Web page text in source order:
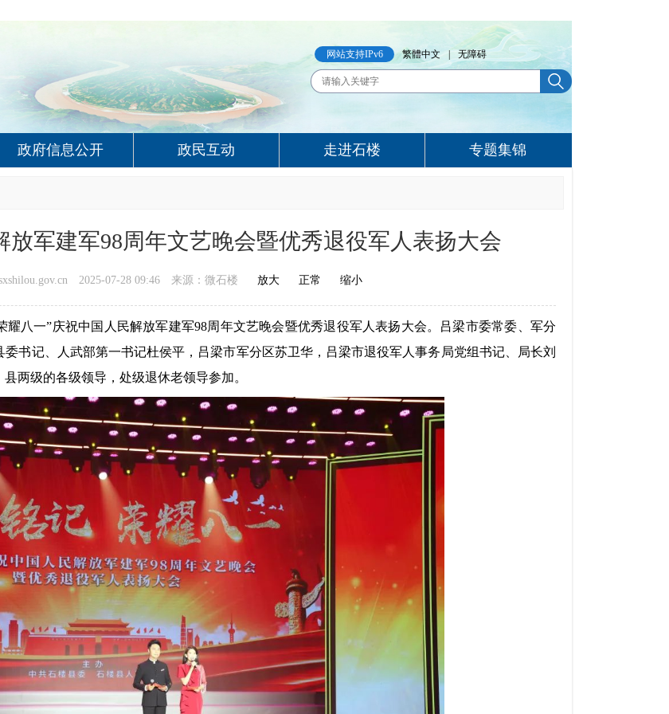
网站支持IPv6 繁體中文 无障碍
政府信息公开 政民互动 走进石楼 专题集锦
军建军98周年文艺晚会暨优秀退役军人表扬大会
2025-07-28 09:46 来源：微石楼 放大 正常 缩小
八一”庆祝中国人民解放军建军98周年文艺晚会暨优秀退役军人表扬大会。吕梁市委常委、军分
书记、人武部第一书记杜侯平，吕梁市军分区苏卫华，吕梁市退役军人事务局党组书记、局长刘
两级的各级领导 ， 处级退休老领导参加。